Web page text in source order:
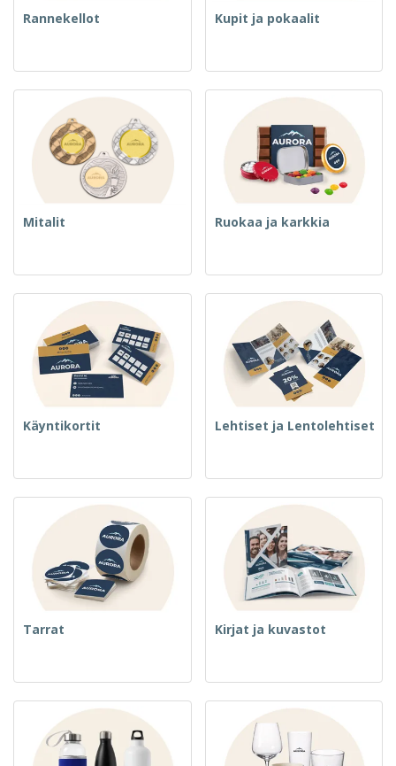
Rannekellot Kupit ja pokaalit
Mitalit Ruokaa ja karkkia
Käyntikortit Lehtiset ja Lentolehtiset
Tarrat Kirjat ja kuvastot